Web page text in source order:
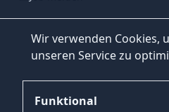
Wir verwenden Cookies,
unseren Service zu
Funktional